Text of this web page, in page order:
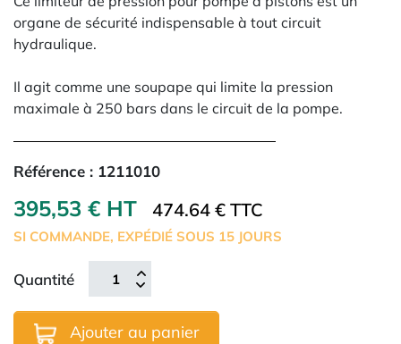
organe de sécurité indispensable à tout circuit
hydraulique.
Il agit comme une soupape qui limite la pression
maximale à 250 bars dans le circuit de la pompe.
Référence : 1211010
395,53 € HT 474.64 € TTC
SI COMMANDE, EXPÉDIÉ SOUS 15 JOURS
Quantité
Ajouter au panier